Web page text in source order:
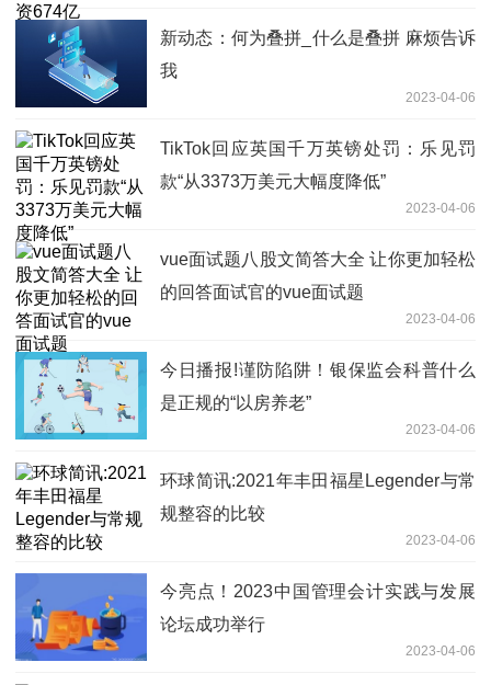
新动态：何为叠拼_什么是叠拼 麻烦告诉
我
2023-04-06
TikTok回应英国千万英镑处罚：乐见罚
款“从3373万美元大幅度降低”
2023-04-06
vue面试题八股文简答大全 让你更加轻松
的回答面试官的vue面试题
2023-04-06
今日播报!谨防陷阱！银保监会科普什么
是正规的“以房养老”
2023-04-06
环球简讯:2021年丰田福星Legender与常
规整容的比较
2023-04-06
今亮点！2023中国管理会计实践与发展
论坛成功举行
2023-04-06